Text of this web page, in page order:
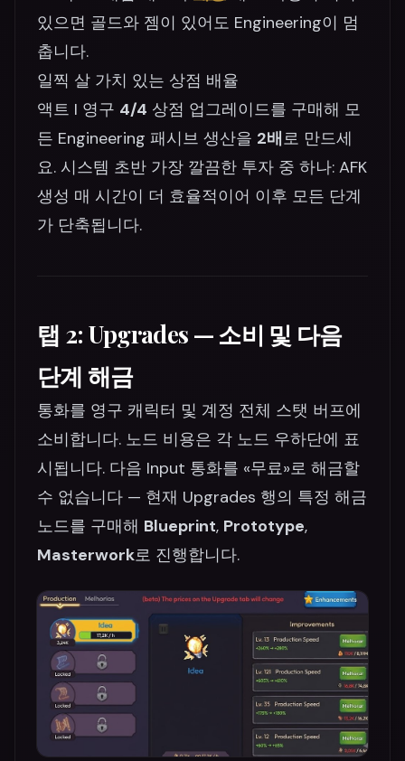
있으면 골드와 젬이 있어도 Engineering이 멈
춥니다.
일찍 살 가치 있는 상점 배율
액트 I 영구 4/4 상점 업그레이드를 구매해 모
든 Engineering 패시브 생산을 2배로 만드세
요. 시스템 초반 가장 깔끔한 투자 중 하나: AFK
생성 매 시간이 더 효율적이어 이후 모든 단계
가 단축됩니다.
탭 2: Upgrades — 소비 및 다음
단계 해금
통화를 영구 캐릭터 및 계정 전체 스탯 버프에
소비합니다. 노드 비용은 각 노드 우하단에 표
시됩니다. 다음 Input 통화를 «무료»로 해금할
수 없습니다 — 현재 Upgrades 행의 특정 해금
노드를 구매해 Blueprint, Prototype,
Masterwork로 진행합니다.